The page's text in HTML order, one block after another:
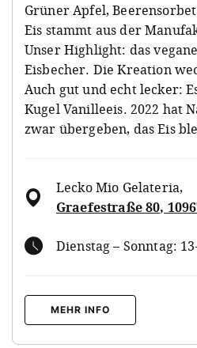
Grüner Apfel,
Eis stammt aus der
Unser Highlight: das
Eisbecher. Die Kreation
Auch gut und echt lecker:
Kugel Vanilleeis. 2022 hat
zwar übergeben, das Eis
Lecko Mio Gelateria,
Graefestraße 80,
Dienstag – Sonntag:
MEHR INFO